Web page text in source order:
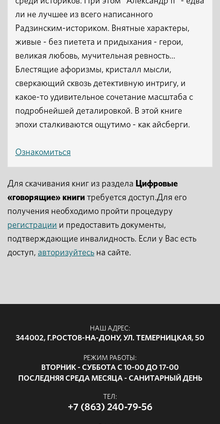
ли не лучшее из всего написанного
Радзинским-историком. Внятные характеры,
живые - без пиетета и придыхания - герои,
великая любовь, мучительная ревность...
Блестящие афоризмы, кристалл мысли,
сверкающий сквозь детективную интригу, и
какое-то удивительное сочетание масштаба с
подробнейшей деталировкой. В этой книге
эпохи сталкиваются ощутимо - как айсберги.
Ознакомиться
Для скачивания книг из раздела Цифровые
«говорящие» книги требуется доступ.Для его
получения необходимо пройти процедуру
регистрации и предоставить документы,
подтверждающие инвалидность. Если у Вас есть
доступ, авторизуйтесь на сайте.
НАШ АДРЕС:
344002, Г.РОСТОВ-НА-ДОНУ, УЛ. ТЕМЕРНИЦКАЯ, 50
РЕЖИМ РАБОТЫ:
ВТОРНИК - СУББОТА С 10-00 ДО 17-00
ПОСЛЕДНЯЯ СРЕДА МЕСЯЦА - САНИТАРНЫЙ ДЕНЬ
ТЕЛ:
+7 (863) 240-79-56